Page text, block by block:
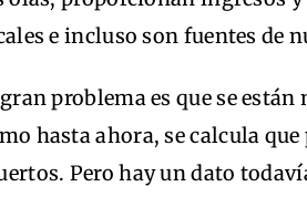
e incluso son fuentes de
problema es que se
hasta ahora, se calcula
Pero hay un dato